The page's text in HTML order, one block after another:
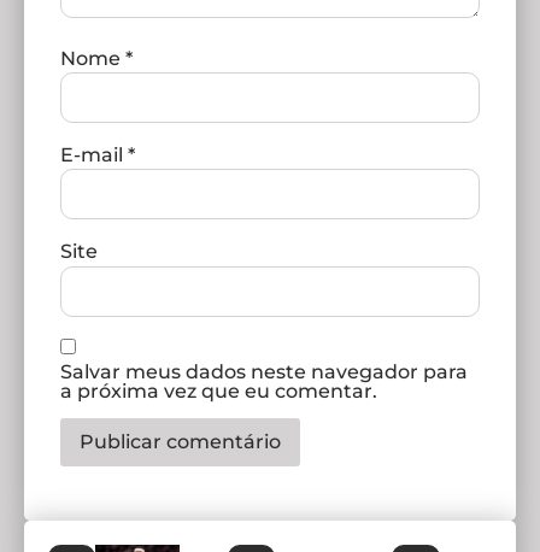
Nome *
E-mail *
Site
Salvar meus dados neste navegador para
a próxima vez que eu comentar.